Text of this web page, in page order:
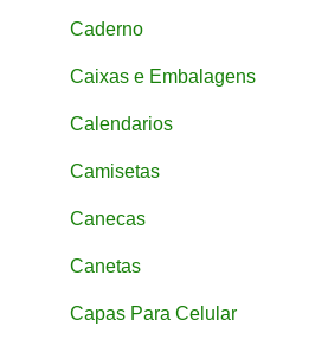
Caderno
Caixas e Embalagens
Calendarios
Camisetas
Canecas
Canetas
Capas Para Celular